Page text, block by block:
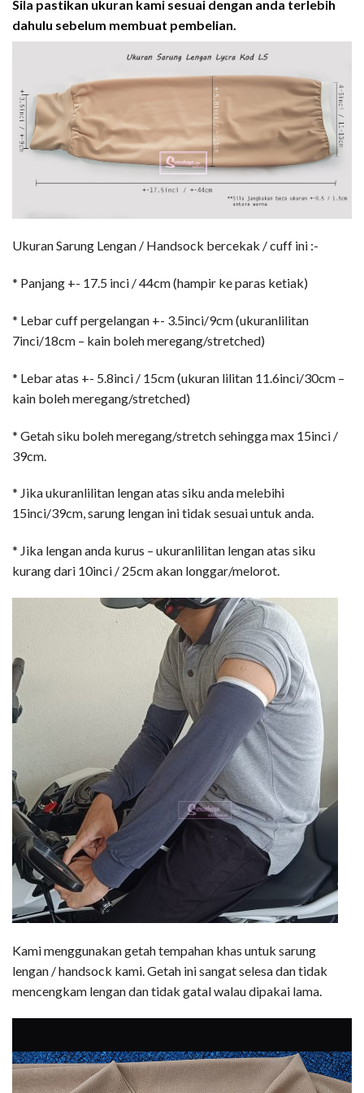
Sila pastikan ukuran kami sesuai dengan anda terlebih
dahulu sebelum membuat pembelian.
Ukuran Sarung Lengan / Handsock bercekak / cuff ini :-
* Panjang +- 17.5 inci / 44cm (hampir ke paras ketiak)
* Lebar cuff pergelangan +- 3.5inci/9cm (ukuranlilitan
7inci/18cm – kain boleh meregang/stretched)
* Lebar atas +- 5.8inci / 15cm (ukuran lilitan 11.6inci/30cm –
kain boleh meregang/stretched)
* Getah siku boleh meregang/stretch sehingga max 15inci /
39cm.
* Jika ukuranlilitan lengan atas siku anda melebihi
15inci/39cm, sarung lengan ini tidak sesuai untuk anda.
* Jika lengan anda kurus – ukuranlilitan lengan atas siku
kurang dari 10inci / 25cm akan longgar/melorot.
Kami menggunakan getah tempahan khas untuk sarung
lengan / handsock kami. Getah ini sangat selesa dan tidak
mencengkam lengan dan tidak gatal walau dipakai lama.